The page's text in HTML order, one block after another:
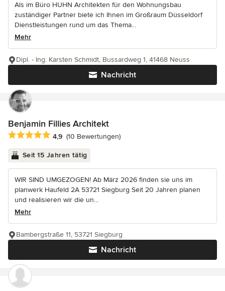
Als im Büro HUHN Architekten für den Wohnungsbau
zuständiger Partner biete ich Ihnen im Großraum Düsseldorf
Dienstleistungen rund um das Thema...
Mehr
Nachricht
Dipl. - Ing. Karsten Schmidt, Bussardweg 1, 41468 Neuss
Benjamin Fillies Architekt
Durchschnittliche Bewertung: 4.9 von 5 Sternen
4,9 (10 Bewertungen)
Seit 15 Jahren tätig
WIR SIND UMGEZOGEN! Ab März 2026 finden sie uns im
planwerk Haufeld 2A 53721 Siegburg Seit 20 Jahren planen
und realisieren wir die un...
Mehr
Nachricht
Bambergstraße 11, 53721 Siegburg